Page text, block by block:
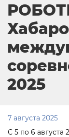
2025
7 августа 2025
С 5 по 6